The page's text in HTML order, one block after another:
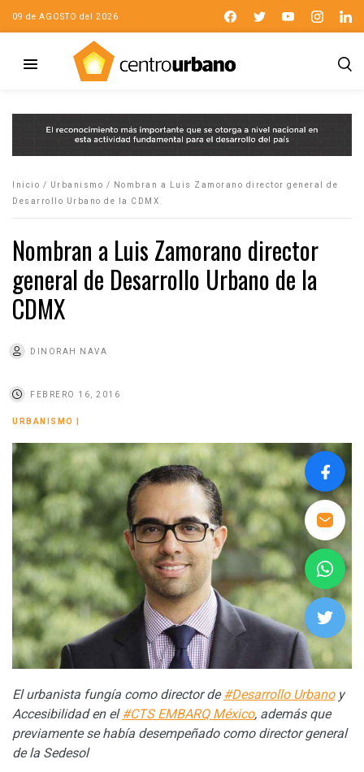
09 de AGOSTO del 2026
Inicio / Urbanismo /
Nombran a Luis Zamorano director general de
Desarrollo Urbano de la CDMX
Nombran a Luis Zamorano director
general de Desarrollo Urbano de la
CDMX
DINORAH NAVA
FEBRERO 16, 2016
URBANISMO
El urbanista fungía como director de#Desarrollo Urbanoy
Accesibilidad en el#CTS EMBARQ México, además que
previamente se había desempeñado como director general
de la Sedesol